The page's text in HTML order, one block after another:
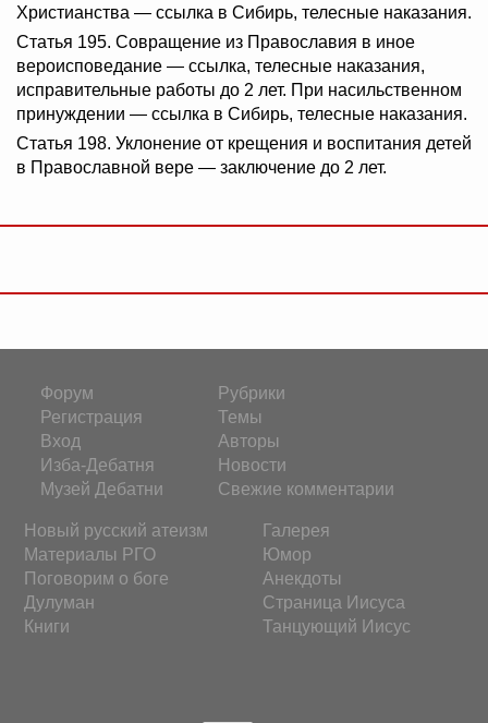
Христианства — ссылка в Сибирь, телесные наказания.
Статья 195. Совращение из Православия в иное
вероисповедание — ссылка, телесные наказания,
исправительные работы до 2 лет. При насильственном
принуждении — ссылка в Сибирь, телесные наказания.
Статья 198. Уклонение от крещения и воспитания детей
в Православной вере — заключение до 2 лет.
Форум
Регистрация
Вход
Изба-Дебатня
Музей Дебатни
Рубрики
Темы
Авторы
Новости
Свежие комментарии
Новый русский атеизм
Материалы РГО
Поговорим о боге
Дулуман
Книги
Галерея
Юмор
Анекдоты
Страница Иисуса
Танцующий Иисус